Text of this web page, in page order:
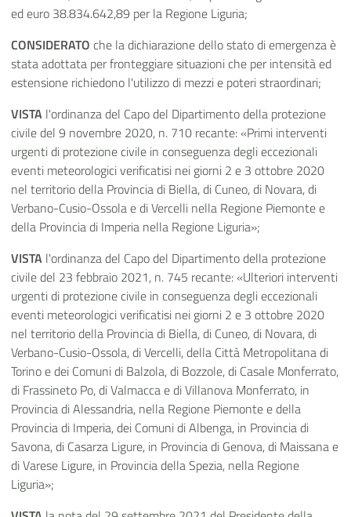
ed euro 38.834.642,89 per la Regione Liguria;
CONSIDERATO che la dichiarazione dello stato di emergenza è
stata adottata per fronteggiare situazioni che per intensità ed
estensione richiedono l'utilizzo di mezzi e poteri straordinari;
VISTA l'ordinanza del Capo del Dipartimento della protezione
civile del 9 novembre 2020, n. 710 recante: «Primi interventi
urgenti di protezione civile in conseguenza degli eccezionali
eventi meteorologici verificatisi nei giorni 2 e 3 ottobre 2020
nel territorio della Provincia di Biella, di Cuneo, di Novara, di
Verbano-Cusio-Ossola e di Vercelli nella Regione Piemonte e
della Provincia di Imperia nella Regione Liguria»;
VISTA l'ordinanza del Capo del Dipartimento della protezione
civile del 23 febbraio 2021, n. 745 recante: «Ulteriori interventi
urgenti di protezione civile in conseguenza degli eccezionali
eventi meteorologici verificatisi nei giorni 2 e 3 ottobre 2020
nel territorio della Provincia di Biella, di Cuneo, di Novara, di
Verbano-Cusio-Ossola, di Vercelli, della Città Metropolitana di
Torino e dei Comuni di Balzola, di Bozzole, di Casale Monferrato,
di Frassineto Po, di Valmacca e di Villanova Monferrato, in
Provincia di Alessandria, nella Regione Piemonte e della
Provincia di Imperia, dei Comuni di Albenga, in Provincia di
Savona, di Casarza Ligure, in Provincia di Genova, di Maissana e
di Varese Ligure, in Provincia della Spezia, nella Regione
Liguria»;